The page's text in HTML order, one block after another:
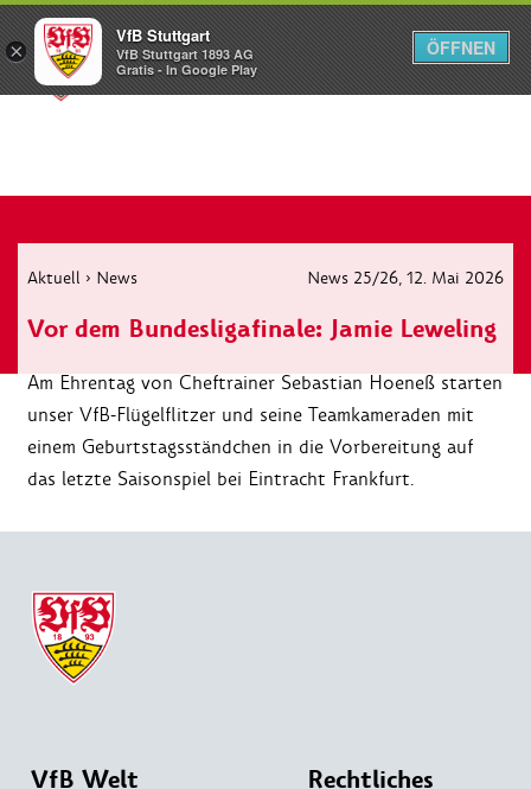
Menü
Aktuell › News News 25/26, 12. Mai 2026
Vor dem Bundesligafinale: Jamie Leweling
Am Ehrentag von Cheftrainer Sebastian Hoeneß starten
unser VfB-Flügelflitzer und seine Teamkameraden mit
einem Geburtstagsständchen in die Vorbereitung auf
das letzte Saisonspiel bei Eintracht Frankfurt.
VfB Welt Rechtliches
×
VfB Stuttgart
VfB Stuttgart 1893 AG
Gratis - In Google Play
ÖFFNEN